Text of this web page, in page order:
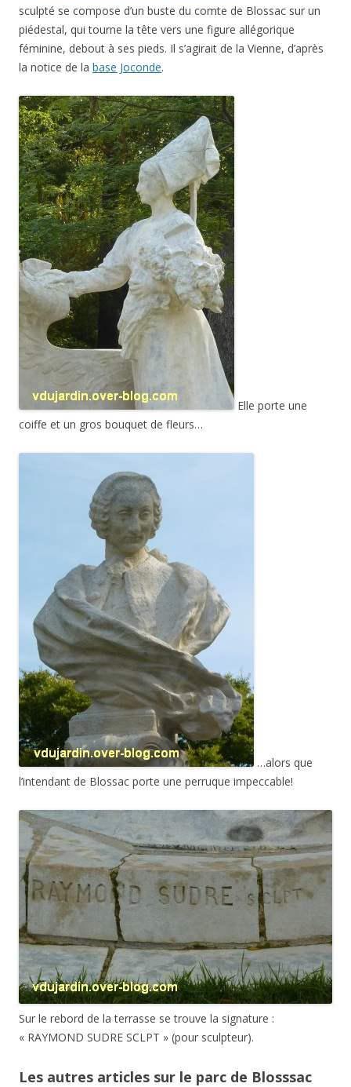
sculpté se compose d’un buste du comte de Blossac sur un
piédestal, qui tourne la tête vers une figure allégorique
féminine, debout à ses pieds. Il s’agirait de la Vienne, d’après
la notice de la base Joconde.
Elle porte une
coiffe et un gros bouquet de fleurs…
…alors que
l’intendant de Blossac porte une perruque impeccable!
Sur le rebord de la terrasse se trouve la signature :
« RAYMOND SUDRE SCLPT » (pour sculpteur).
Les autres articles sur le parc de Blosssac